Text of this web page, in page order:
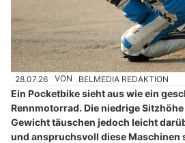
28.07.26 VON BELMEDIA REDAKTION
Ein Pocketbike sieht aus wie ein
Rennmotorrad. Die niedrige
Gewicht täuschen jedoch leicht
und anspruchsvoll diese Maschinen